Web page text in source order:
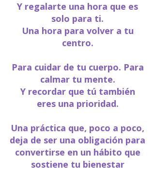
Y regalarte una hora que es
solo para ti.
Una hora para volver a tu
centro.
Para cuidar de tu cuerpo. Para
calmar tu mente.
​Y recordar que tú también
eres una prioridad.
Una práctica que, poco a poco,
deja de ser una obligación para
convertirse en un hábito que
sostiene tu bienestar